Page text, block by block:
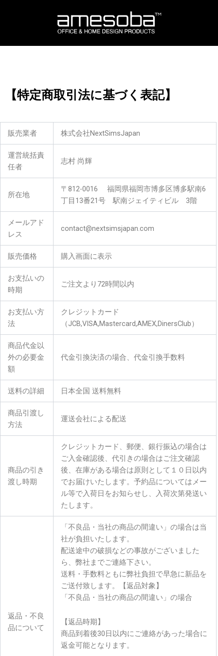
【特定商取引法に基づく表記】
販売業者 株式会社NextSimsJapan
運営統括責
任者
志村 尚輝
所在地
〒812-0016 福岡県福岡市博多区博多駅南6
丁目13番21号 駅南ジェイティビル 3階
メールアド
レス
contact@nextsimsjapan.com
販売価格 購入画面に表示
お支払いの
時期
ご注文より72時間以内
お支払い方
法
クレジットカード
（JCB,VISA,Mastercard,AMEX,DinersClub）
商品代金以
外の必要金
額
代金引換決済の場合、代金引換手数料
送料の詳細 日本全国 送料無料
商品引渡し
方法
運送会社による配送
商品の引き
渡し時期
クレジットカード、郵便、銀行振込の場合は
ご入金確認後、代引きの場合はご注文確認
後、在庫がある場合は原則として１０日以内
でお届けいたします。予約品についてはメー
ル等で入荷日をお知らせし、入荷次第発送い
たします。
返品・不良
品について
「不良品・当社の商品の間違い」の場合は当
社が負担いたします。
配送途中の破損などの事故がございました
ら、弊社までご連絡下さい。
送料・手数料ともに弊社負担で早急に新品を
ご送付致します。【返品対象】
「不良品・当社の商品の間違い」の場合
【返品時期】
商品到着後30日以内にご連絡があった場合に
返金可能となります。